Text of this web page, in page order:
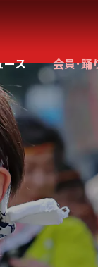
ース 会員･踊